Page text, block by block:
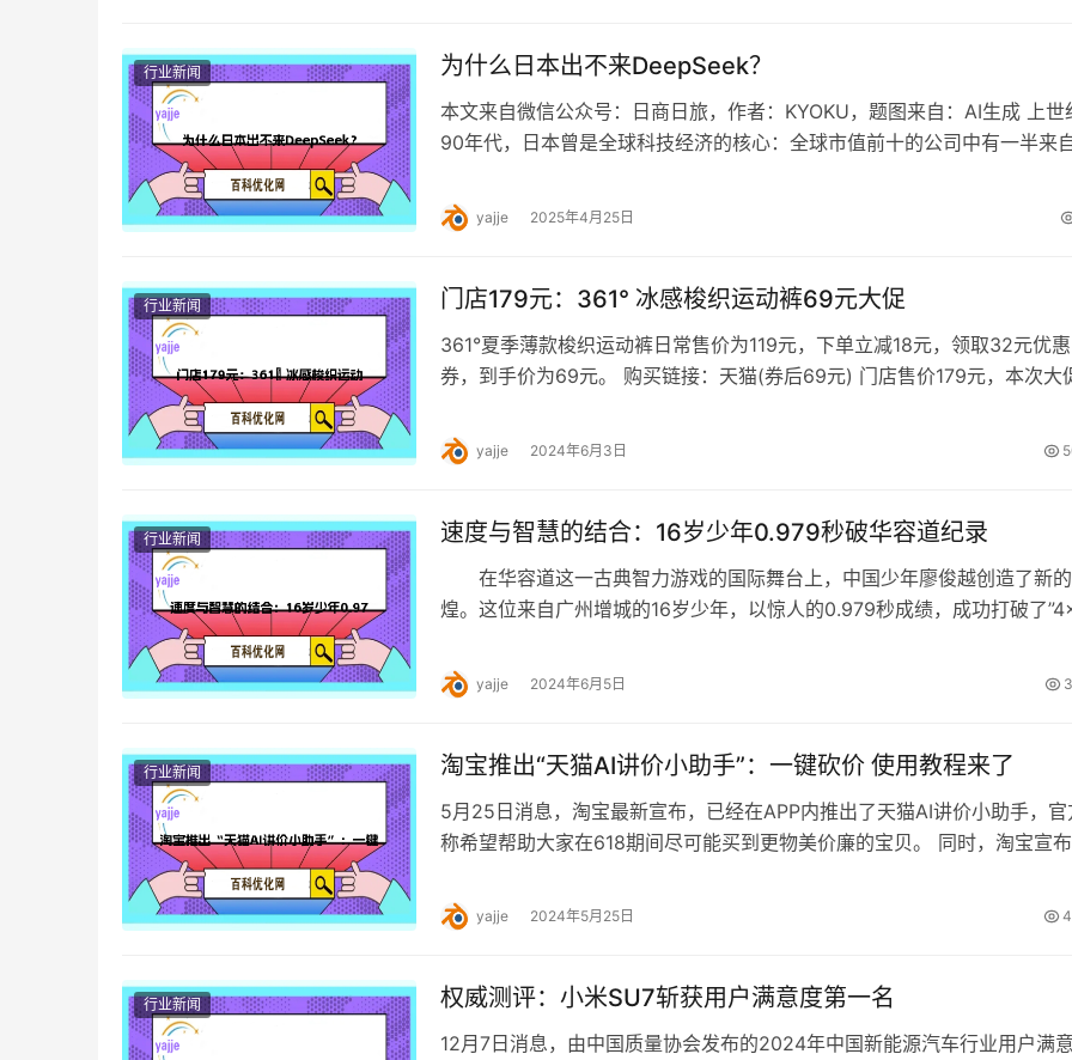
行业新闻 为什么日本出不来DeepSeek？
本文来自微信公众号：日商日旅，作者：KYOKU，题图来自：AI生成 上世
90年代，日本曾是全球科技经济的核心：全球市值前十的公司中有一半来
yajje 2025年4月25日
行业新闻 门店179元：361° 冰感梭织运动裤69元大促
361°夏季薄款梭织运动裤日常售价为119元，下单立减18元，领取32元优惠
券，到手价为69元。 购买链接：天猫(券后69元) 门店售价179元，本次大
yajje 2024年6月3日
行业新闻 速度与智慧的结合：16岁少年0.979秒破华容道纪录
在华容道这一古典智力游戏的国际舞台上，中国少年廖俊越创造了新
煌。这位来自广州增城的16岁少年，以惊人的0.979秒成绩，成功打破了
yajje 2024年6月5日
行业新闻 淘宝推出“天猫AI讲价小助手”：一键砍价 使用教程来了
5月25日消息，淘宝最新宣布，已经在APP内推出了天猫AI讲价小助手，官
称希望帮助大家在618期间尽可能买到更物美价廉的宝贝。 同时，淘宝宣布
yajje 2024年5月25日
行业新闻 权威测评：小米SU7斩获用户满意度第一名
12月7日消息，由中国质量协会发布的2024年中国新能源汽车行业用户满